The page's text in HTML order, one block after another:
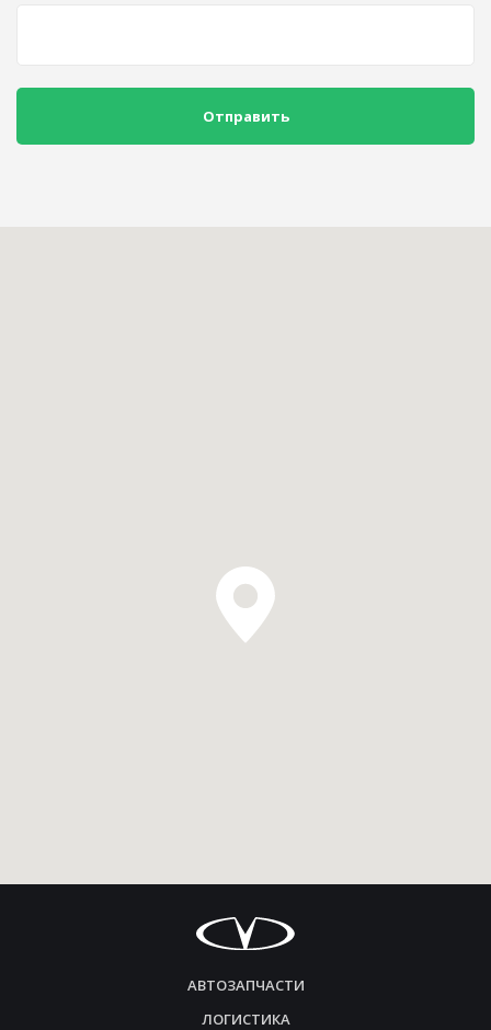
Отправить
АВТОЗАПЧАСТИ
ЛОГИСТИКА